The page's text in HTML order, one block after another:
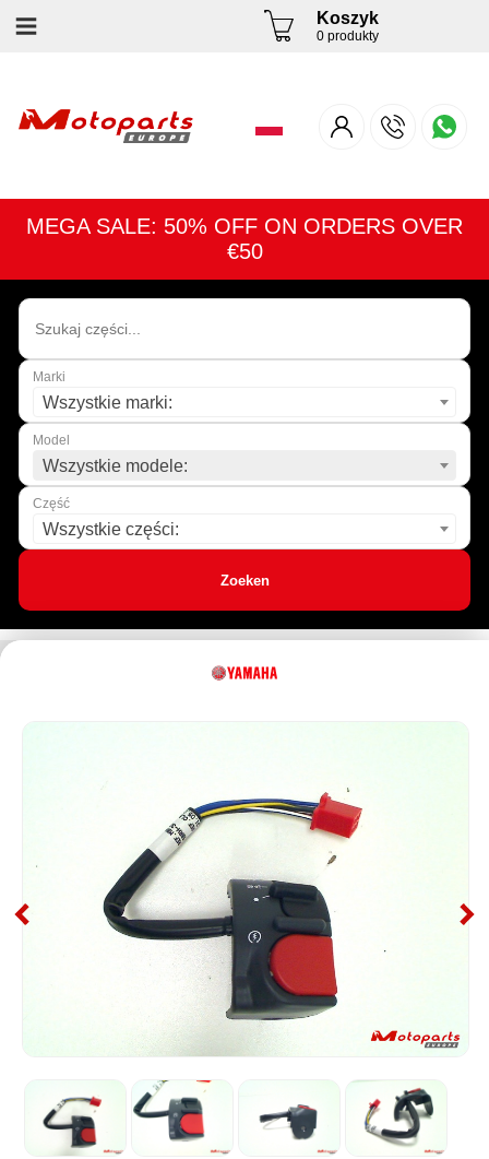
Koszyk
0 produkty
MEGA SALE: 50% OFF ON ORDERS OVER
€50
Marki
Wszystkie marki:
Model
Wszystkie modele:
Część
Wszystkie części:
Zoeken